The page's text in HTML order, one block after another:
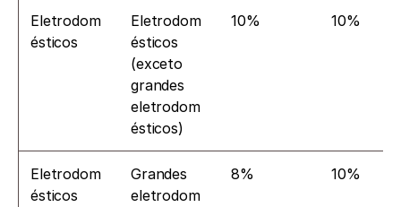
Eletrodom
ésticos
Eletrodom
ésticos
(exceto
grandes
eletrodom
ésticos)
10% 10%
Eletrodom
ésticos
Grandes
eletrodom
8% 10%